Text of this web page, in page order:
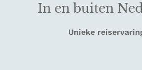
In en buiten
Unieke